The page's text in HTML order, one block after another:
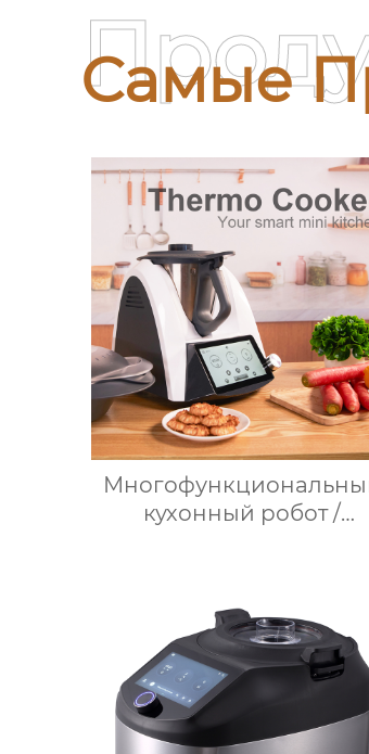
Самые
кухонный робот /
Программируемый /
Предустановленные
рецепты / Миксер